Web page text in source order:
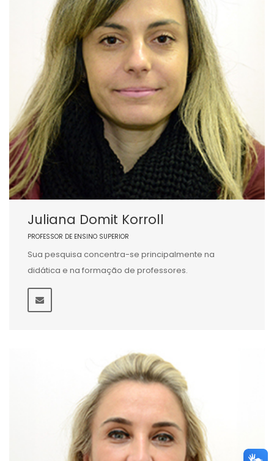
Juliana Domit Korroll
PROFESSOR DE ENSINO SUPERIOR
Sua pesquisa concentra-se principalmente na
didática e na formação de professores.